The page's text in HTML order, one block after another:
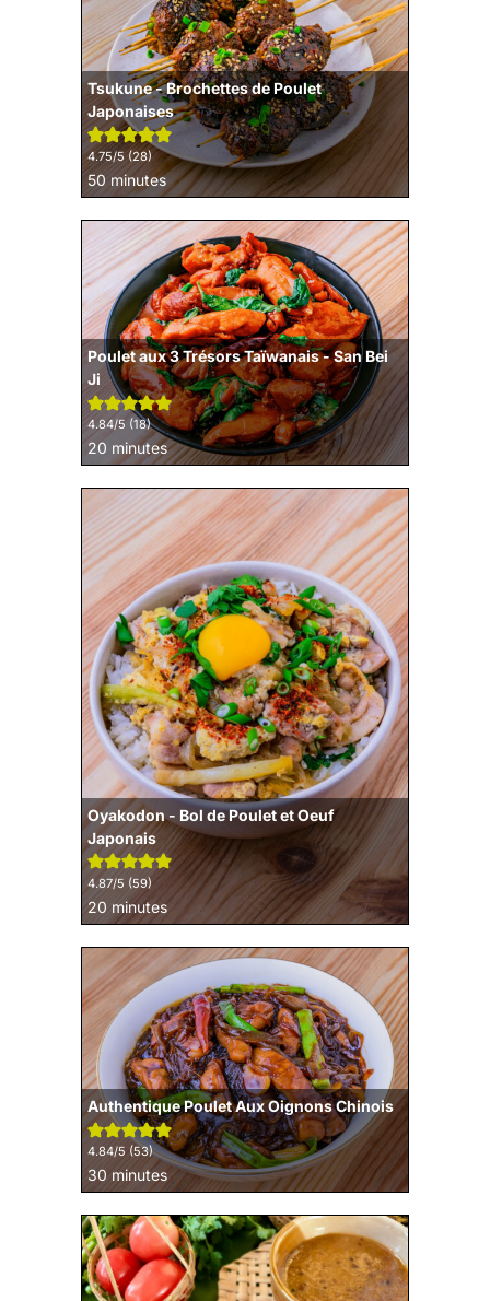
Tsukune - Brochettes de Poulet
Japonaises
4.75/5 (28)
50 minutes
minutes
Poulet aux 3 Trésors Taïwanais - San Bei
Ji
4.84/5 (18)
20 minutes
minutes
Oyakodon - Bol de Poulet et Oeuf
Japonais
4.87/5 (59)
20 minutes
minutes
Authentique Poulet Aux Oignons Chinois
4.84/5 (53)
30 minutes
minutes